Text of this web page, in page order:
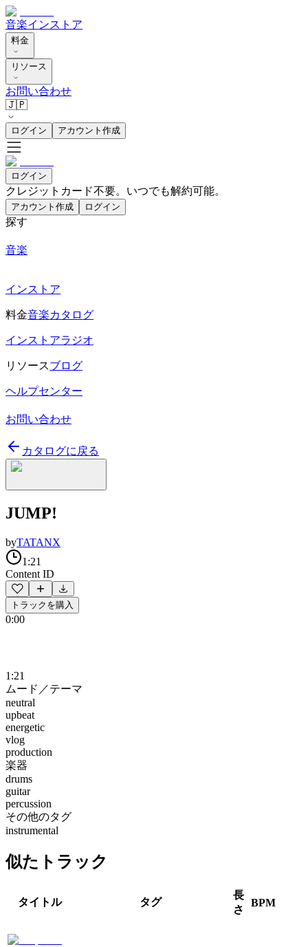
音楽インストア
料金
リソース
お問い合わせ
🇯🇵
ログイン アカウント作成
ログイン
クレジットカード不要。いつでも解約可能。
アカウント作成 ログイン
探す
音楽
インストア
料金音楽カタログ
インストアラジオ
リソースブログ
ヘルプセンター
お問い合わせ
カタログに戻る
JUMP!
byTATANX
1:21
Content ID
トラックを購入
0:00
1:21
ムード／テーマ
neutral
upbeat
energetic
vlog
production
楽器
drums
guitar
percussion
その他のタグ
instrumental
似たトラック
タイトル タグ
長
さ
BPM